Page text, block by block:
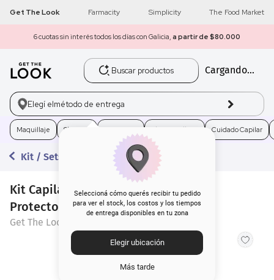
Get The Look Farmacity Simplicity The Food Market
6 cuotas sin interés todos los días con Galicia, a partir de $80.000
Buscar productos
Cargando...
Elegí elmétodo de entrega
Seleccioná cómo querés recibir tu pedido
para ver el stock, los costos y los tiempos
de entrega disponibles en tu zona
Elegir ubicación
Más tarde
Maquillaje Skincare Electro Belleza Cuidado Capilar
Kit / Sets
Kit Capilar Secador de Pelo + Óleo +
Protector Térmico
Get The Look
1 get the look
2 máscara pestañas
loreal
4. brochas
5. corrector
6. rubor